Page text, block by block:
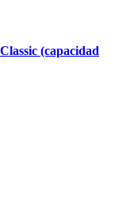
(capacidad